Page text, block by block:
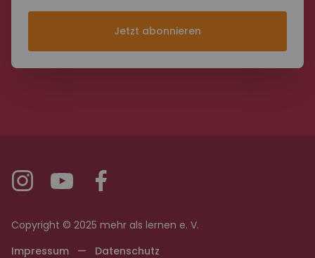
Jetzt abonnieren
Copyright © 2025 mehr als lernen e. V.
Impressum
— Datenschutz